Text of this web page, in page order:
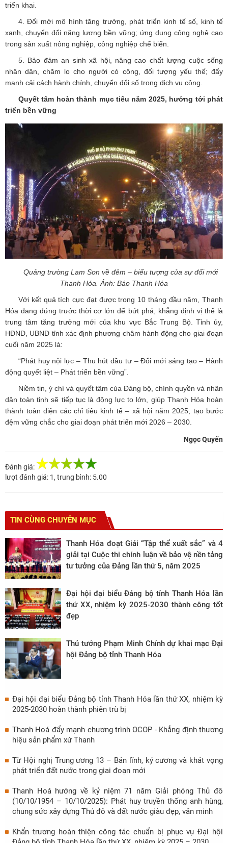
triển khai.
4. Đổi mới mô hình tăng trưởng, phát triển kinh tế số, kinh tế
xanh, chuyển đổi năng lượng bền vững; ứng dụng công nghệ cao
trong sản xuất nông nghiệp, công nghiệp chế biến.
5. Bảo đảm an sinh xã hội, nâng cao chất lượng cuộc sống
nhân dân, chăm lo cho người có công, đối tượng yếu thế; đẩy
mạnh cải cách hành chính, chuyển đổi số trong dịch vụ công.
Quyết tâm hoàn thành mục tiêu năm 2025, hướng tới phát
triển bền vững
Quảng trường Lam Sơn về đêm – biểu tượng của sự đổi mới
Thanh Hóa. Ảnh: Báo Thanh Hóa
Với kết quả tích cực đạt được trong 10 tháng đầu năm, Thanh
Hóa đang đứng trước thời cơ lớn để bứt phá, khẳng định vị thế là
trung tâm tăng trưởng mới của khu vực Bắc Trung Bộ. Tỉnh ủy,
HĐND, UBND tỉnh xác định phương châm hành động cho giai đoạn
cuối năm 2025 là:
“Phát huy nội lực – Thu hút đầu tư – Đổi mới sáng tạo – Hành
động quyết liệt – Phát triển bền vững”.
Niềm tin, ý chí và quyết tâm của Đảng bộ, chính quyền và nhân
dân toàn tỉnh sẽ tiếp tục là động lực to lớn, giúp Thanh Hóa hoàn
thành toàn diện các chỉ tiêu kinh tế – xã hội năm 2025, tạo bước
đệm vững chắc cho giai đoạn phát triển mới 2026 – 2030.
Ngọc Quyến
Đánh giá:
lượt đánh giá: 1 , trung bình: 5.00
TIN CÙNG CHUYÊN MỤC
Thanh Hóa đoạt Giải “Tập thể xuất sắc” và 4
giải tại Cuộc thi chính luận về bảo vệ nền tảng
tư tưởng của Đảng lần thứ 5, năm 2025
Đại hội đại biểu Đảng bộ tỉnh Thanh Hóa lần
thứ XX, nhiệm kỳ 2025-2030 thành công tốt
đẹp
Thủ tướng Phạm Minh Chính dự khai mạc Đại
hội Đảng bộ tỉnh Thanh Hóa
Đại hội đại biểu Đảng bộ tỉnh Thanh Hóa lần thứ XX, nhiệm kỳ
2025-2030 hoàn thành phiên trù bị
Thanh Hoá đẩy mạnh chương trình OCOP - Khẳng định thương
hiệu sản phẩm xứ Thanh
Từ Hội nghị Trung ương 13 – Bản lĩnh, kỷ cương và khát vọng
phát triển đất nước trong giai đoạn mới
Thanh Hoá hướng về kỷ niệm 71 năm Giải phóng Thủ đô
(10/10/1954 – 10/10/2025): Phát huy truyền thống anh hùng,
chung sức xây dựng Thủ đô và đất nước giàu đẹp, văn minh
Khẩn trương hoàn thiện công tác chuẩn bị phục vụ Đại hội